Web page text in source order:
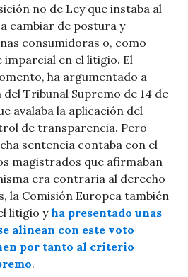
no de Ley que instaba al
cambiar de postura y
consumidoras o, como
en el litigio. El
ha argumentado a
Tribunal Supremo de 14 de
avalaba la aplicación del
de transparencia. Pero
sentencia contaba con el
magistrados que afirmaban
era contraria al derecho
la Comisión Europea también
litigio yha presentado unas
alinean con este voto
por tanto al criterio
.